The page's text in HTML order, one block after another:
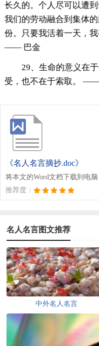
长久的。个人尽可以遭
我们的劳动融合到集体
份。只要我活着一天，
—— 巴金
29、生命的意义在
受，也不在于索取。
《名人名言摘抄.doc》
将本文的Word文档下载到电
推荐度：
名人名言图文推荐
中外名人名言